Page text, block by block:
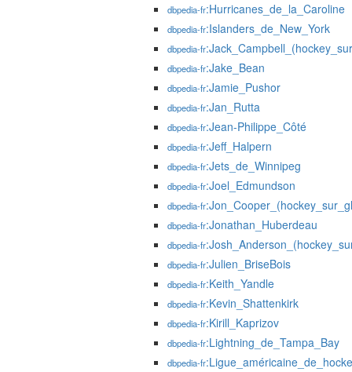
dbpedia-fr:Hurricanes_de_la_Caroline
dbpedia-fr:Islanders_de_New_York
dbpedia-fr
dbpedia-fr:Jake_Bean
dbpedia-fr:Jamie_Pushor
dbpedia-fr:Jan_Rutta
dbpedia-fr:Jean-Philippe_Côté
dbpedia-fr:Jeff_Halpern
dbpedia-fr:Jets_de_Winnipeg
dbpedia-fr:Joel_Edmundson
dbpedia-fr
dbpedia-fr:Jonathan_Huberdeau
dbpedia-fr
dbpedia-fr:Julien_BriseBois
dbpedia-fr:Keith_Yandle
dbpedia-fr:Kevin_Shattenkirk
dbpedia-fr:Kirill_Kaprizov
dbpedia-fr:Lightning_de_Tampa_Bay
dbpedia-fr